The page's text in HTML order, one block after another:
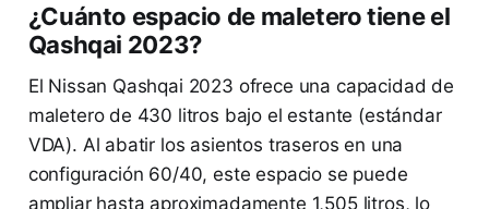
¿Cuánto espacio de maletero tiene el
Qashqai 2023?
El Nissan Qashqai 2023 ofrece una capacidad de
maletero de 430 litros bajo el estante (estándar
VDA). Al abatir los asientos traseros en una
configuración 60/40, este espacio se puede
ampliar hasta aproximadamente 1,505 litros, lo